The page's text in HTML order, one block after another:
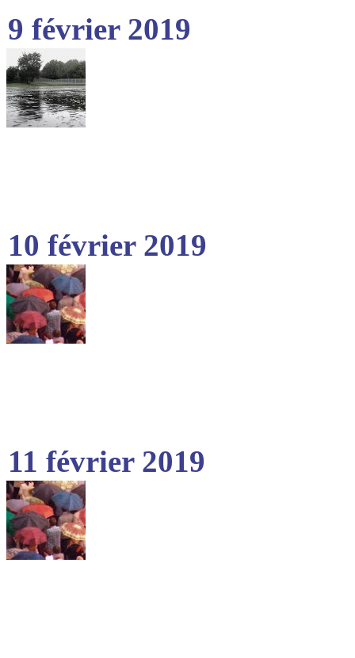
9 février 2019
10 février 2019
11 février 2019